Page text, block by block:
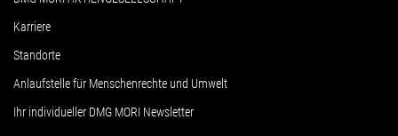
Karriere
Standorte
Anlaufstelle für Menschenrechte und Umwelt
Ihr individueller DMG MORI Newsletter